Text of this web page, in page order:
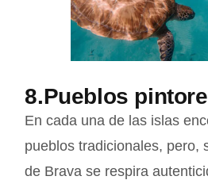
8.Pueblos
En cada una de las islas
pueblos tradicionales, pero,
de Brava se respira